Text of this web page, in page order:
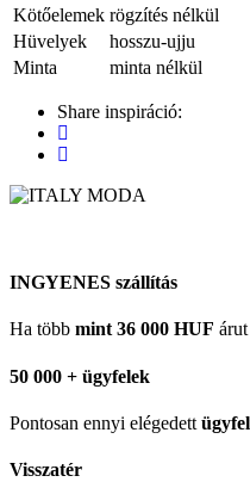
Kötőelemek rögzítés nélkül
Hüvelyek
hosszu-ujju
Minta
minta nélkül
Share inspiráció:
INGYENES szállítás
Ha több mint 36 000 HUF
50 000 + ügyfelek
Pontosan ennyi elégedett
Visszatér